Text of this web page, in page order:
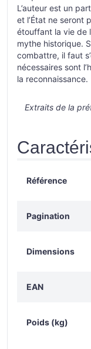
L’auteur est un
et l’État ne seront
étouffant la vie de
mythe historique.
combattre, il faut
nécessaires sont
la reconnaissance.
Extraits de la
Référence
Pagination
Dimensions
EAN
Poids (kg)